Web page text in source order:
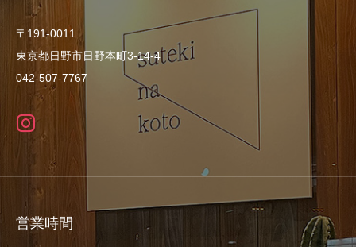
〒191-0011
東京都日野市日野本町3-14-4
042-507-7767
営業時間